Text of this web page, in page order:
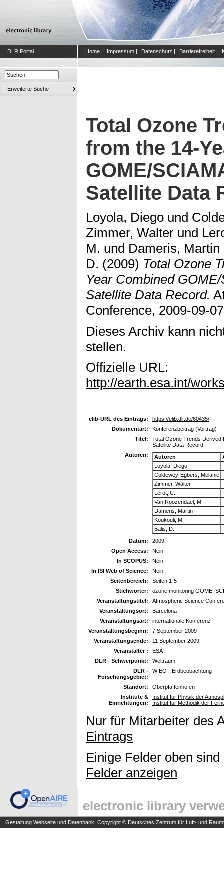
DLR Portal Home | Impressum | Datenschutz | Barrierefreiheit |
Erweiterte Suche
Total Ozone
from the 14-
GOME/
Satellite Data
Loyola, Diego und
Zimmer, Walter und
M. und Dameris, Martin
D. (2009) Total Ozone
Year Combined
Satellite Data Record.
Conference, 2009-09-
Dieses Archiv kann
stellen.
Offizielle URL:
http://earth.esa.int/
elib-URL des Eintrags:
https://elib.dlr.de/60435/
Dokumentart:
Konferenzbeitrag (Vortrag)
Titel:
Total Ozone Trends Derived
Satellite Data Record
Autoren:
Autoren
Loyola, Diego
Coldewey-Egbers, Melanie
Zimmer, Walter
Lerot, C.
Van Roozendael, M.
Dameris, Martin
Koukouli, M.
Balis, D.
Datum:
2009
Open Access:
Nein
In SCOPUS:
Nein
In ISI Web of Science:
Nein
Seitenbereich:
Seiten 1-5
Stichwörter:
ozone monitoring GOME,
Veranstaltungstitel:
Atmospheric Science
Veranstaltungsort:
Barcelona
Veranstaltungsart:
internationale Konferenz
Veranstaltungsbeginn:
7 September 2009
Veranstaltungsende:
11 September 2009
Veranstalter :
ESA
DLR - Schwerpunkt:
Weltraum
DLR -
Forschungsgebiet:
W EO - Erdbeobachtung
Standort:
Oberpfaffenhofen
Institute &
Einrichtungen:
Institut für Physik der
Institut für Methodik der
Nur für Mitarbeiter des
Eintrags
Einige Felder oben
Felder anzeigen
electronic library
Gestaltung Webseite und Datenbank: Copyright © Deutsches Zentrum für Luft- und